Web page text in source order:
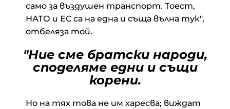
само за въздушен транспорт. Тоест,
НАТО и ЕС са на една и съща вълна тук",
отбеляза той.
"Ние сме братски народи,
споделяме едни и същи
корени.
Но на тях това не им харесва; виждат